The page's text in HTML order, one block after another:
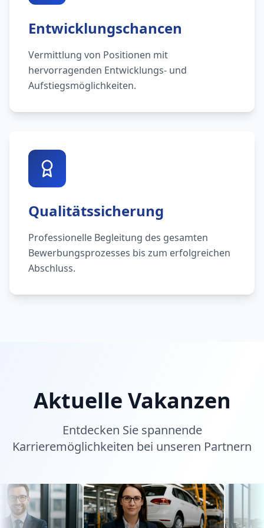
Entwicklungschancen
Vermittlung von Positionen mit
hervorragenden Entwicklungs- und
Aufstiegsmöglichkeiten.
Qualitätssicherung
Professionelle Begleitung des gesamten
Bewerbungsprozesses bis zum erfolgreichen
Abschluss.
Aktuelle Vakanzen
Entdecken Sie spannende
Karrieremöglichkeiten bei unseren Partnern